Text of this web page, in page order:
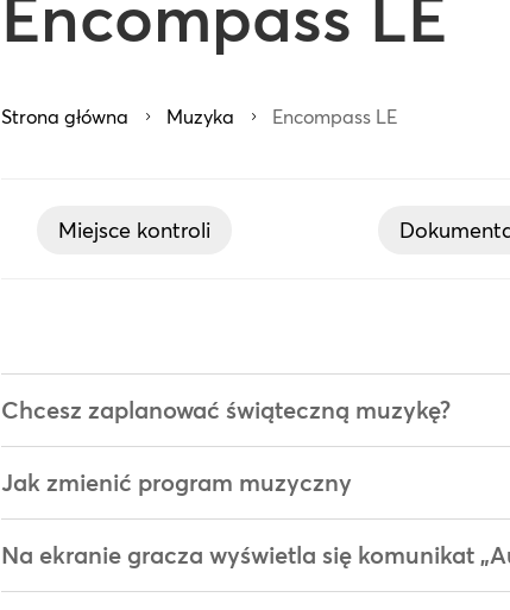
Encompass LE
Strona główna 5 Muzyka 5 Encompass LE
Miejsce kontroli
Chcesz zaplanować świąteczną muzykę?
Jak zmienić program muzyczny
Na ekranie gracza wyświetla się komunikat